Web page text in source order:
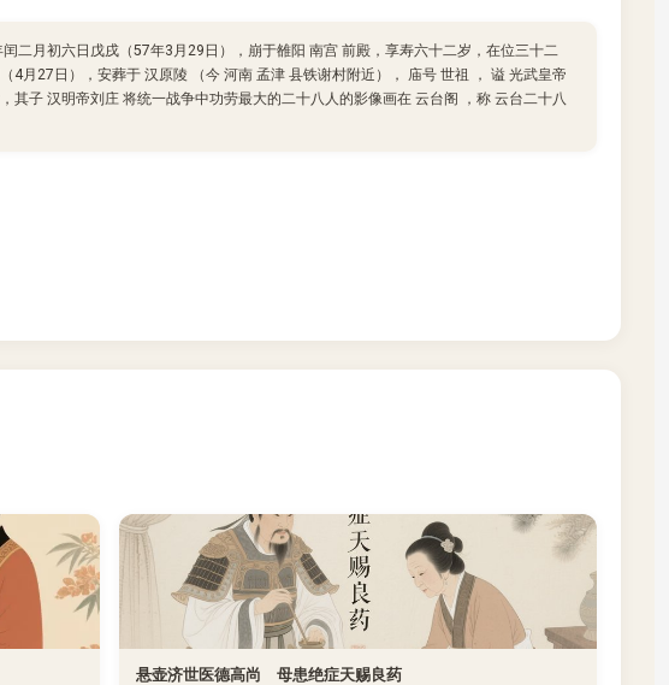
二月初六日戊戌（57年3月29日），崩于雒阳 南宫 前殿，享寿六十二岁，在位三十二
4月27日），安葬于 汉原陵 （今 河南 孟津 县铁谢村附近）， 庙号 世祖 ， 谥 光武皇帝
其子 汉明帝刘庄 将统一战争中功劳最大的二十八人的影像画在 云台阁 ，称 云台二十八
悬壶济世医德高尚 母患绝症天赐良药